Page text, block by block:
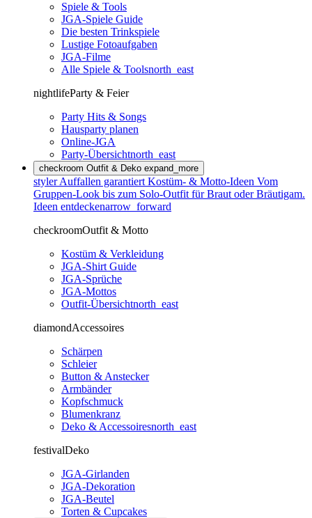
Spiele & Tools
JGA-Spiele Guide
Die besten Trinkspiele
Lustige Fotoaufgaben
JGA-Filme
Alle Spiele & Toolsnorth_east
nightlifeParty & Feier
Party Hits & Songs
Hausparty planen
Online-JGA
Party-Übersichtnorth_east
checkroom Outfit & Deko expand_more
styler Auffallen garantiert Kostüm- & Motto-Ideen Vom
Gruppen-Look bis zum Solo-Outfit für Braut oder Bräutigam.
Ideen entdeckenarrow_forward
checkroomOutfit & Motto
Kostüm & Verkleidung
JGA-Shirt Guide
JGA-Sprüche
JGA-Mottos
Outfit-Übersichtnorth_east
diamondAccessoires
Schärpen
Schleier
Button & Anstecker
Armbänder
Kopfschmuck
Blumenkranz
Deko & Accessoiresnorth_east
festivalDeko
JGA-Girlanden
JGA-Dekoration
JGA-Beutel
Torten & Cupcakes